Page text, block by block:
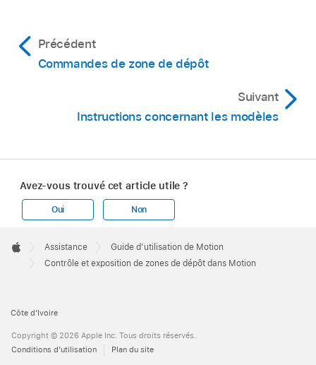
Dans la barre d’outils, cliquez sur Importer,
puis, dans la zone de dialogue, accédez à
Dans la bibliothèque ou le Finder de
faites glisser l’élément en question vers le
canevas.
Précédent
Commandes de zone de dépôt
Suivant
Instructions concernant les modèles
Avez-vous trouvé cet article utile ?
Oui Non
Footer

Apple
Assistance
Guide d’utilisation de Motion
Contrôle et exposition de zones de dépôt dans Motion
Côte d’Ivoire
Copyright © 2026 Apple Inc. Tous droits réservés.
Conditions d’utilisation
Plan du site